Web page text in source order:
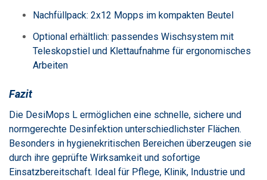
Nachfüllpack: 2x12 Mopps im kompakten Beutel
Optional erhältlich: passendes Wischsystem mit
Teleskopstiel und Klettaufnahme für ergonomisches
Arbeiten
Fazit
Die DesiMops L ermöglichen eine schnelle, sichere und
normgerechte Desinfektion unterschiedlichster Flächen.
Besonders in hygienekritischen Bereichen überzeugen sie
durch ihre geprüfte Wirksamkeit und sofortige
Einsatzbereitschaft. Ideal für Pflege, Klinik, Industrie und